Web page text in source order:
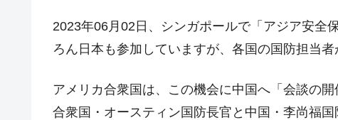
『Money1』 韓国･警察職員が「丸刈りになって抗議活
『Money1』 中国だけが鉄鋼輸出を異常増加させる ⇒
【米韓激突案件】韓国消費者院が『クー
2023年06月02日、シンガポールで「アジア安全
ろん日本も参加していますが、各国の国防担当者
アメリカ合衆国は、この機会に中国へ「会談の
合衆国・オースティン国防長官と中国・李尚福